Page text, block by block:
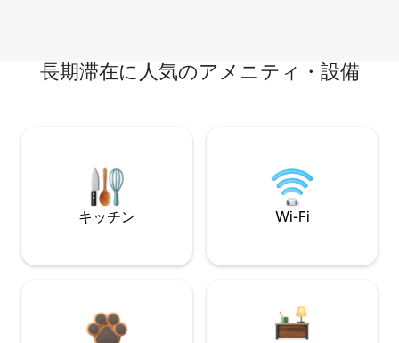
長期滞在に人気のアメニティ・設備
キッチン Wi-Fi